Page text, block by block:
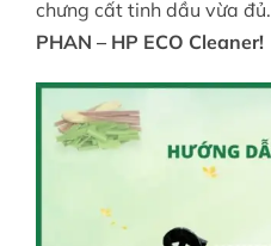
chưng cất tinh dầu vừa đủ.
PHAN – HP ECO Cleaner!